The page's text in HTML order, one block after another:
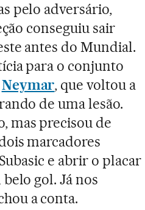
pelo adversário,
conseguiu sair
antes do Mundial.
para o conjunto
Neymar, que voltou a
de uma lesão.
mas precisou de
marcadores
e abrir o placar
gol. Já nos
a conta.